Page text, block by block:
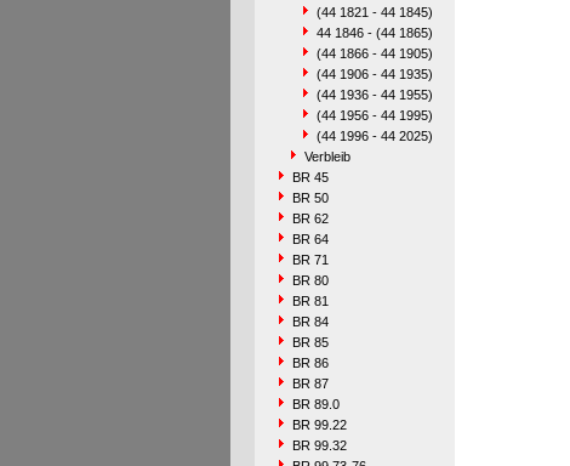
(44 1821 - 44 1845)
44 1846 - (44 1865)
(44 1866 - 44 1905)
(44 1906 - 44 1935)
(44 1936 - 44 1955)
(44 1956 - 44 1995)
(44 1996 - 44 2025)
Verbleib
BR 45
BR 50
BR 62
BR 64
BR 71
BR 80
BR 81
BR 84
BR 85
BR 86
BR 87
BR 89.0
BR 99.22
BR 99.32